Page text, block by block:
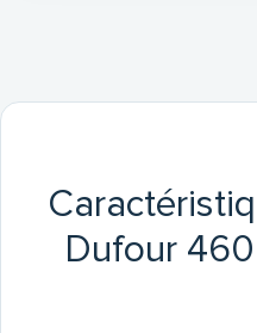
Dufour